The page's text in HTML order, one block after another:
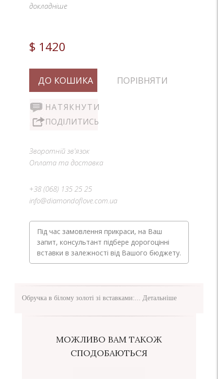
докладніше
$ 1420
ДО КОШИКА ПОРІВНЯТИ
НАТЯКНУТИ
ПОДІЛИТИСЬ
Зворотній зв'язок
Оплата та доставка
+38 (068) 135 25 25
info@diamondoflove.com.ua
Під час замовлення прикраси, на Ваш
запит, консультант підбере дорогоцінні
вставки в залежності від Вашого бюджету.
Обручка в білому золоті зі вставками:... Детальніше
МОЖЛИВО ВАМ ТАКОЖ
СПОДОБАЮТЬСЯ